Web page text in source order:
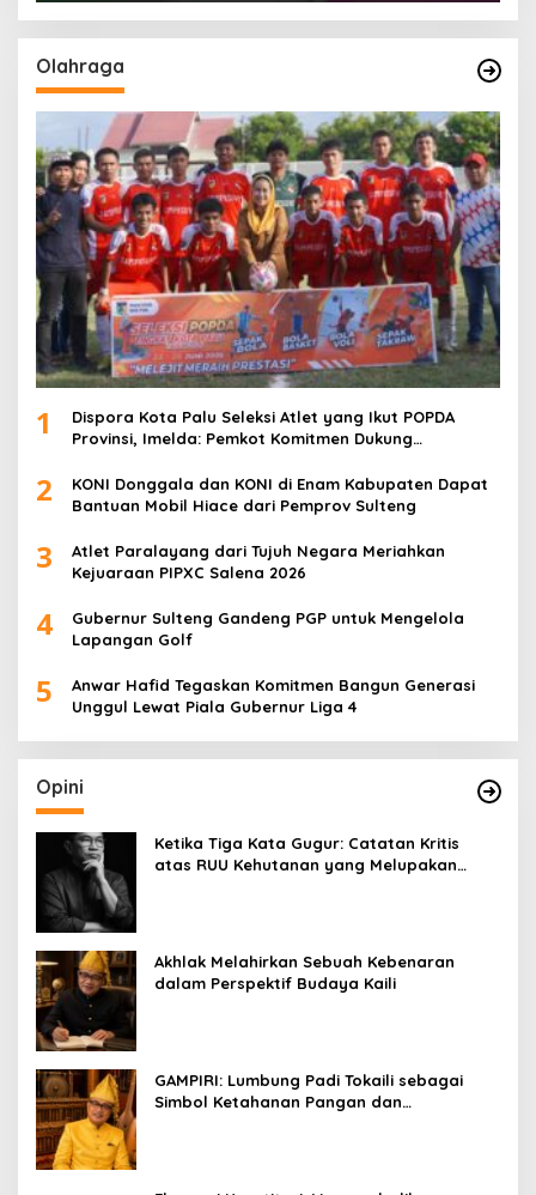
Olahraga
1
Dispora Kota Palu Seleksi Atlet yang Ikut POPDA
Provinsi, Imelda: Pemkot Komitmen Dukung
2
KONI Donggala dan KONI di Enam Kabupaten Dapat
Bantuan Mobil Hiace dari Pemprov Sulteng
3
Atlet Paralayang dari Tujuh Negara Meriahkan
Kejuaraan PIPXC Salena 2026
4
Gubernur Sulteng Gandeng PGP untuk Mengelola
Lapangan Golf
5
Anwar Hafid Tegaskan Komitmen Bangun Generasi
Unggul Lewat Piala Gubernur Liga 4
Opini
Ketika Tiga Kata Gugur: Catatan Kritis
atas RUU Kehutanan yang Melupakan
Akhlak Melahirkan Sebuah Kebenaran
dalam Perspektif Budaya Kaili
GAMPIRI: Lumbung Padi Tokaili sebagai
Simbol Ketahanan Pangan dan